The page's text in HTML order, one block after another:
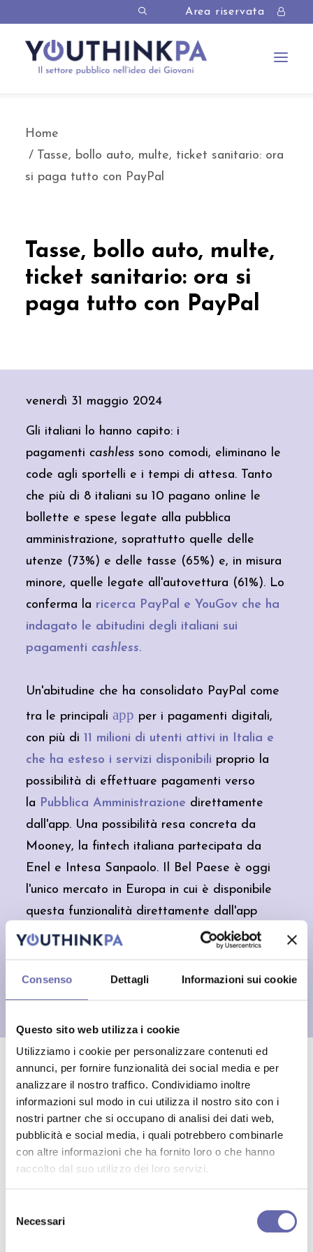
Consenso Dettagli Informazioni sui cookie
Questo sito web utilizza i cookie
Utilizziamo i cookie per personalizzare contenuti ed
annunci, per fornire funzionalità dei social media e per
analizzare il nostro traffico. Condividiamo inoltre
informazioni sul modo in cui utilizza il nostro sito con i
nostri partner che si occupano di analisi dei dati web,
pubblicità e social media, i quali potrebbero combinarle
con altre informazioni che ha fornito loro o che hanno
raccolto dal suo utilizzo dei loro servizi.
delNecessari
Area riservata
Home
Tasse, bollo auto, multe, ticket sanitario: ora
si paga tutto con PayPal
Tasse, bollo auto, multe,
ticket sanitario: ora si
paga tutto con PayPal
venerdì 31 maggio 2024
Gli italiani lo hanno capito: i
pagamenti cashless sono comodi, eliminano le
code agli sportelli e i tempi di attesa. Tanto
che più di 8 italiani su 10 pagano online le
bollette e spese legate alla pubblica
amministrazione, soprattutto quelle delle
utenze (73%) e delle tasse (65%) e, in misura
minore, quelle legate all'autovettura (61%). Lo
conferma la ricerca PayPal e YouGov che ha
indagato le abitudini degli italiani sui
pagamenti cashless.
Un'abitudine che ha consolidato PayPal come
tra le principali app per i pagamenti digitali,
con più di 11 milioni di utenti attivi in Italia e
che ha esteso i servizi disponibili proprio la
possibilità di effettuare pagamenti verso
la Pubblica Amministrazione direttamente
dall'app. Una possibilità resa concreta da
Mooney, la fintech italiana partecipata da
Enel e Intesa Sanpaolo. Il Bel Paese è oggi
l'unico mercato in Europa in cui è disponibile
questa funzionalità direttamente dall'app
PayPal.
Fonte: Vanity Fair
CONDIVIDILO:
Sole 24
Congedo paritario, cos’è e
perché è stato bocciato
martedì 24 febbraio
punta (ancora) alla stabilità